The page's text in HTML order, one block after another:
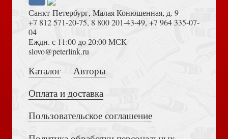
помощь)
Возвращенный из плена
Достоевский Ф.М. Сила и правда России (2024)
Санкт-Петербург, Малая Конюшенная, д. 9
+7 812 571-20-75, 8 800 201-43-49, +7 964 335-07-
04
Еждн. с 11:00 до 20:00 МСК
slovo@peterlink.ru
Каталог
Авторы
Оплата и доставка
Пользовательское соглашение